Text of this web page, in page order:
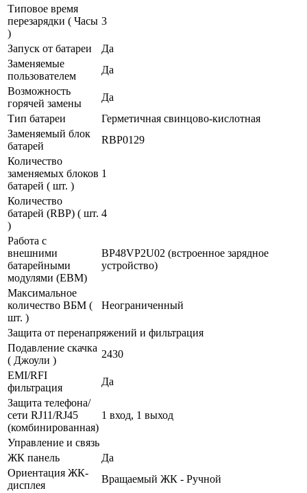
Типовое время
перезарядки ( Часы
)
3
Запуск от батареи
Да
Заменяемые
пользователем
Да
Возможность
горячей замены
Да
Тип батареи
Герметичная свинцово-кислотная
Заменяемый блок
батарей
RBP0129
Количество
заменяемых блоков
батарей ( шт. )
1
Количество
батарей (RBP) ( шт.
)
4
Работа с
внешними
батарейными
модулями (EBM)
BP48VP2U02 (встроенное зарядное
устройство)
Максимальное
количество ВБМ (
шт. )
Неограниченный
Защита от перенапряжений и фильтрация
Подавление скачка
( Джоули )
2430
EMI/RFI
фильтрация
Да
Защита телефона/
сети RJ11/RJ45
(комбинированная)
1 вход, 1 выход
Управление и связь
ЖК панель
Да
Ориентация ЖК-
дисплея
Вращаемый ЖК - Ручной